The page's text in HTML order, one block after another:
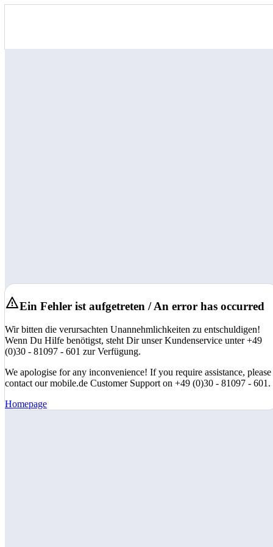
Ein Fehler ist aufgetreten / An error has occurred
Wir bitten die verursachten Unannehmlichkeiten zu entschuldigen!
Wenn Du Hilfe benötigst, steht Dir unser Kundenservice unter +49
(0)30 - 81097 - 601 zur Verfügung.
We apologise for any inconvenience! If you require assistance, please
contact our mobile.de Customer Support on +49 (0)30 - 81097 - 601.
Homepage